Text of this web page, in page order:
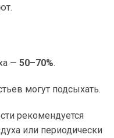
— 50–70%.
могут подсыхать.
рекомендуется
или периодически